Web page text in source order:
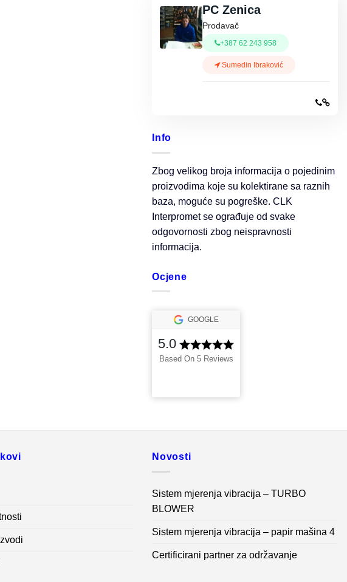
PC Zenica
Prodavač
+387 62 243 958
Sumedin Ibraković
Info
Zbog velikog broja informacija o pojedinim
proizvodima koje su kolektirane sa raznih
baza, moguće su pogreške. CLK
Interpromet se ograđuje od svake
odgovornosti zbog neispravnosti
informacija.
Ocjene
GOOGLE
5.0
Based On 5 Reviews
Novosti
Sistem mjerenja vibracija – TURBO
BLOWER
Sistem mjerenja vibracija – papir mašina 4
Certificirani partner za održavanje